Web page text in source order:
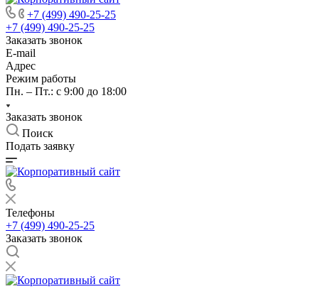
+7 (499) 490-25-25
+7 (499) 490-25-25
Заказать звонок
E-mail
Адрес
Режим работы
Пн. – Пт.: с 9:00 до 18:00
Заказать звонок
Поиск
Подать заявку
Телефоны
+7 (499) 490-25-25
Заказать звонок